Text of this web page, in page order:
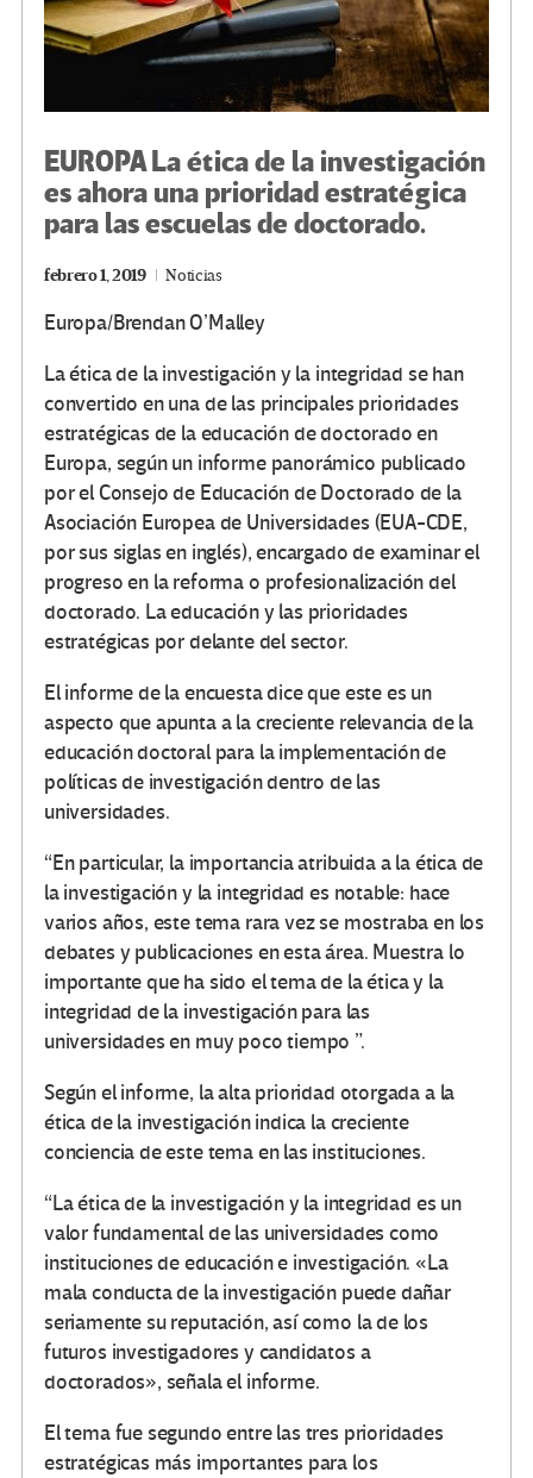
EUROPA La ética de la investigación
es ahora una prioridad estratégica
para las escuelas de doctorado.
febrero 1, 2019 Noticias
Europa/Brendan O’Malley
La ética de la investigación y la integridad se han
convertido en una de las principales prioridades
estratégicas de la educación de doctorado en
Europa, según un informe panorámico publicado
por el Consejo de Educación de Doctorado de la
Asociación Europea de Universidades (EUA-CDE,
por sus siglas en inglés), encargado de examinar el
progreso en la reforma o profesionalización del
doctorado. La educación y las prioridades
estratégicas por delante del sector.
El informe de la encuesta dice que este es un
aspecto que apunta a la creciente relevancia de la
educación doctoral para la implementación de
políticas de investigación dentro de las
universidades.
“En particular, la importancia atribuida a la ética de
la investigación y la integridad es notable: hace
varios años, este tema rara vez se mostraba en los
debates y publicaciones en esta área. Muestra lo
importante que ha sido el tema de la ética y la
integridad de la investigación para las
universidades en muy poco tiempo ”.
Según el informe, la alta prioridad otorgada a la
ética de la investigación indica la creciente
conciencia de este tema en las instituciones.
“La ética de la investigación y la integridad es un
valor fundamental de las universidades como
instituciones de educación e investigación. «La
mala conducta de la investigación puede dañar
seriamente su reputación, así como la de los
futuros investigadores y candidatos a
doctorados», señala el informe.
El tema fue segundo entre las tres prioridades
estratégicas más importantes para los